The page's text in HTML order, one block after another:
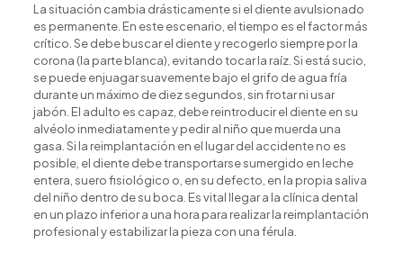
La situación cambia drásticamente si el diente avulsionado
es permanente. En este escenario, el tiempo es el factor más
crítico. Se debe buscar el diente y recogerlo siempre por la
corona (la parte blanca), evitando tocar la raíz. Si está sucio,
se puede enjuagar suavemente bajo el grifo de agua fría
durante un máximo de diez segundos, sin frotar ni usar
jabón. El adulto es capaz, debe reintroducir el diente en su
alvéolo inmediatamente y pedir al niño que muerda una
gasa. Si la reimplantación en el lugar del accidente no es
posible, el diente debe transportarse sumergido en leche
entera, suero fisiológico o, en su defecto, en la propia saliva
del niño dentro de su boca. Es vital llegar a la clínica dental
en un plazo inferior a una hora para realizar la reimplantación
profesional y estabilizar la pieza con una férula.